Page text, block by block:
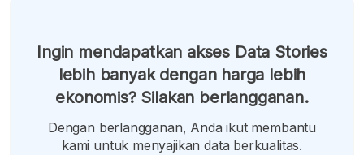
Ingin mendapatkan akses Data Stories
lebih banyak dengan harga lebih
ekonomis? Silakan berlangganan.
Dengan berlangganan, Anda ikut membantu
kami untuk menyajikan data berkualitas.